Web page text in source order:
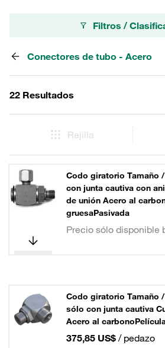
Filtros /
Conectores de tubo - Acero
22 Resultados
Rejilla
Codo giratorio Tamaño
con junta cautiva con
de unión Acero al
gruesaPasivada
Precio sólo disponible
Codo giratorio Tamaño
sólo con junta cautiva
Acero al
375,85 US$ / pedazo